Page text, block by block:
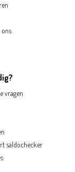
ons
vragen
saldochecker